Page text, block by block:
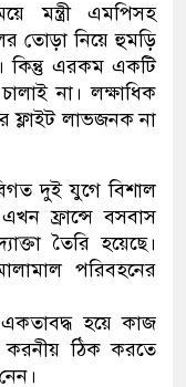
মন্ত্রী এমপিসহ
তোড়া নিয়ে হুমড়ি
কিন্তু এরকম একটি
না। লক্ষাধিক
ফ্লাইট লাভজনক না
দুই যুগে বিশাল
ফ্রান্সে বসবাস
তৈরি হয়েছে।
পরিবহনের
একতাবদ্ধ হয়ে কাজ
করনীয় ঠিক করতে